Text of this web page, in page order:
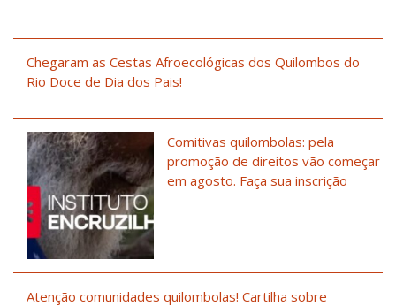
Chegaram as Cestas Afroecológicas dos Quilombos do
Rio Doce de Dia dos Pais!
Comitivas quilombolas: pela
promoção de direitos vão começar
em agosto. Faça sua inscrição
Atenção comunidades quilombolas! Cartilha sobre